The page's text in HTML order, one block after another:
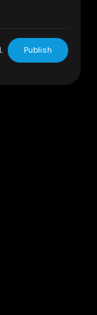
Publish